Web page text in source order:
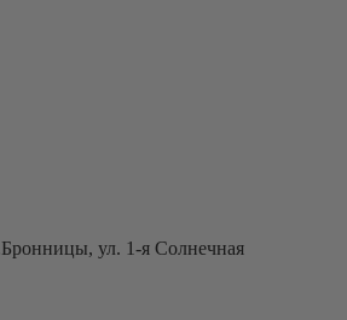
ул. 1-я Солнечная